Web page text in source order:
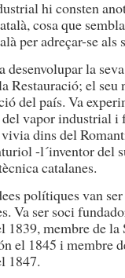
hi consten
cosa que
per adreçar-se als
desenvolupar la
Restauració; el
del país. Va
vapor industrial i
dins del
-l´inventor del
catalanes.
polítiques van
Va ser soci
1839, membre de
el 1845 i membre
1847.